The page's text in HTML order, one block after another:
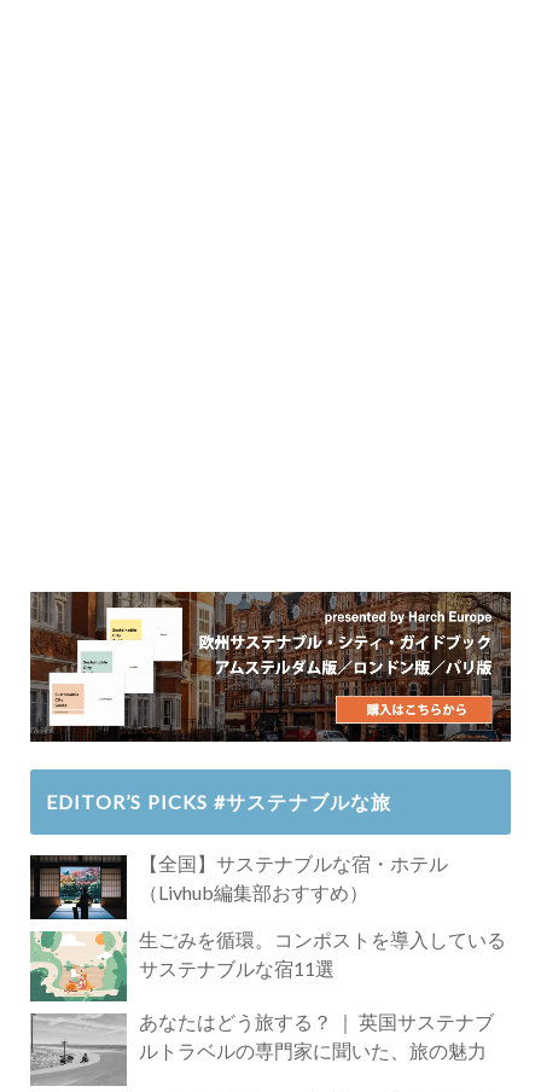
EDITOR’S PICKS #サステナブルな旅
【全国】サステナブルな宿・ホテル
（Livhub編集部おすすめ）
生ごみを循環。コンポストを導入している
サステナブルな宿11選
あなたはどう旅する？ ｜ 英国サステナブ
ルトラベルの専門家に聞いた、旅の魅力